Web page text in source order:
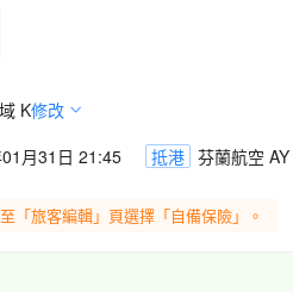
哈爾格林姆教堂、愛立信銅像、珍珠樓
K修改
月31日 21:45 抵港 芬蘭航空
「旅客編輯」頁選擇「自備保險」。